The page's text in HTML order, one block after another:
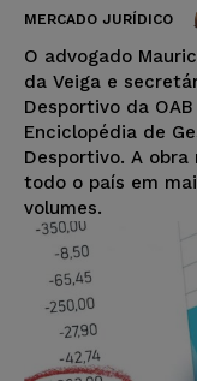
MERCADO JURÍDICO
O advogado
da Veiga e
Desportivo da
Enciclopédia de
Desportivo. A
todo o país em
volumes.